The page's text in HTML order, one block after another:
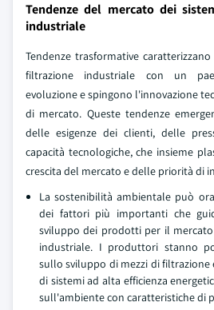
Tendenze del mercato dei
industriale
Tendenze trasformative
filtrazione industriale con un
evoluzione e spingono l'innovazione
di mercato. Queste tendenze
delle esigenze dei clienti, delle
capacità tecnologiche, che insieme
crescita del mercato e delle priorità di
La sostenibilità ambientale può
dei fattori più importanti che
sviluppo dei prodotti per il
industriale. I produttori stanno
sullo sviluppo di mezzi di
di sistemi ad alta efficienza
sull'ambiente con caratteristiche di